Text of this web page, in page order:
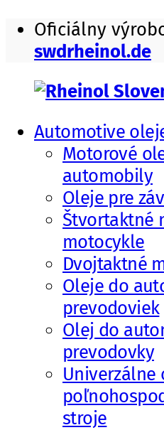
SkipOficiálny
swdrheinol.de
Rheinol
Slovensko
motorové
prevodové
oleje
mazivá
Automotive
Motorové
automobily
Oleje pre
Štvortaktné
motocykle
Dvojtaktné
Oleje do
prevodoviek
Olej do
prevodovky
Univerzálne
stroje